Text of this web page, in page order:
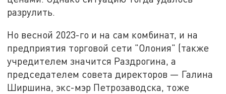
разрулить.
Но весной 2023-го и на сам комбинат, и на
предприятия торговой сети "Олония" (также
учредителем значится Раздрогина, а
председателем совета директоров — Галина
Ширшина, экс-мэр Петрозаводска, тоже